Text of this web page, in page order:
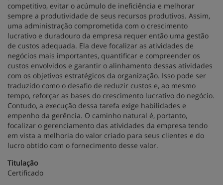
competitivo, evitar o acúmulo de ineficiência e melhorar
sempre a produtividade de seus recursos produtivos. Assim,
uma administração comprometida com o crescimento
lucrativo e duradouro da empresa requer então uma gestão
de custos adequada. Ela deve focalizar as atividades de
negócios mais importantes, quantificar e compreender os
custos envolvidos e garantir o alinhamento dessas atividades
com os objetivos estratégicos da organização. Isso pode ser
traduzido como o desafio de reduzir custos e, ao mesmo
tempo, reforçar as bases do crescimento lucrativo do negócio.
Contudo, a execução dessa tarefa exige habilidades e
empenho da gerência. O caminho natural é, portanto,
focalizar o gerenciamento das atividades da empresa tendo
em vista a melhoria do valor criado para seus clientes e do
lucro obtido com o fornecimento desse valor.
Titulação
Certificado